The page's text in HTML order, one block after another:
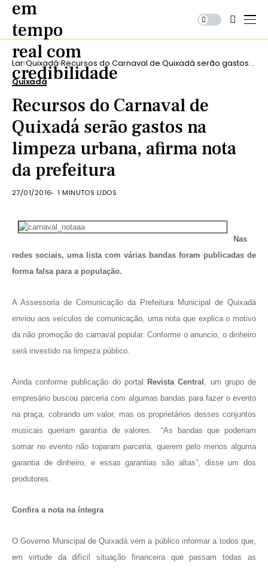
Lar Quixadá Recursos do Carnaval de Quixadá serão gastos
na limpeza urbana, afirma nota da prefeitura
Quixadá
Recursos do Carnaval de
Quixadá serão gastos na
limpeza urbana, afirma nota
da prefeitura
27/01/2016 1 MINUTOS LIDOS
Nas
redes sociais, uma lista com várias bandas foram publicadas de
forma falsa para a população.
A Assessoria de Comunicação da Prefeitura Municipal de Quixadá
enviou aos veículos de comunicação, uma nota que explica o motivo
da não promoção do carnaval popular. Conforme o anuncio, o dinheiro
será investido na limpeza público.
Ainda conforme publicação do portal Revista Central , um grupo de
empresário buscou parceria com algumas bandas para fazer o evento
na praça, cobrando um valor, mas os proprietários desses conjuntos
musicais queriam garantia de valores. “As bandas que poderiam
somar no evento não toparam parceria, querem pelo menos alguma
garantia de dinheiro, e essas garantias são altas”, disse um dos
produtores.
Confira a nota na íntegra
O Governo Municipal de Quixadá vem a público informar a todos que,
em virtude da difícil situação financeira que passam todas as